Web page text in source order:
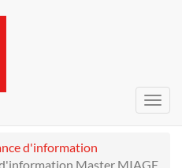
d'information
d'information Master MIAGE